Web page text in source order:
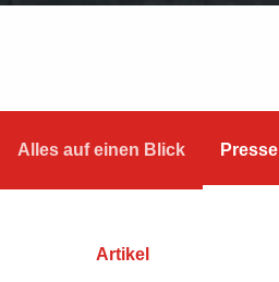
Alles auf einen Blick Presse
Artikel